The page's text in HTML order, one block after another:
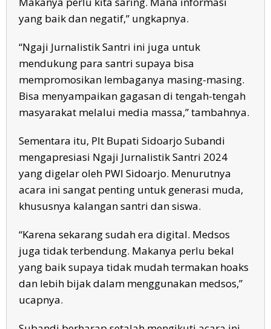
yang baik dan negatif,” ungkapnya.
“Ngaji Jurnalistik Santri ini juga untuk
mendukung para santri supaya bisa
mempromosikan lembaganya masing-masing.
Bisa menyampaikan gagasan di tengah-tengah
masyarakat melalui media massa,” tambahnya.
Sementara itu, Plt Bupati Sidoarjo Subandi
mengapresiasi Ngaji Jurnalistik Santri 2024
yang digelar oleh PWI Sidoarjo. Menurutnya
acara ini sangat penting untuk generasi muda,
khususnya kalangan santri dan siswa.
“Karena sekarang sudah era digital. Medsos
juga tidak terbendung. Makanya perlu bekal
yang baik supaya tidak mudah termakan hoaks
dan lebih bijak dalam menggunakan medsos,”
ucapnya.